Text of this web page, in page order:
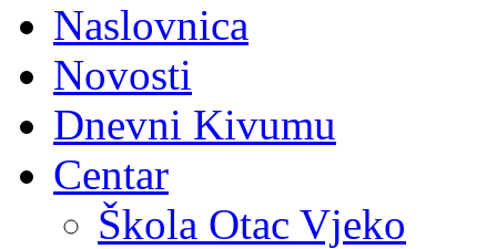
Naslovnica
Novosti
Dnevni Kivumu
Centar
Škola Otac Vjeko